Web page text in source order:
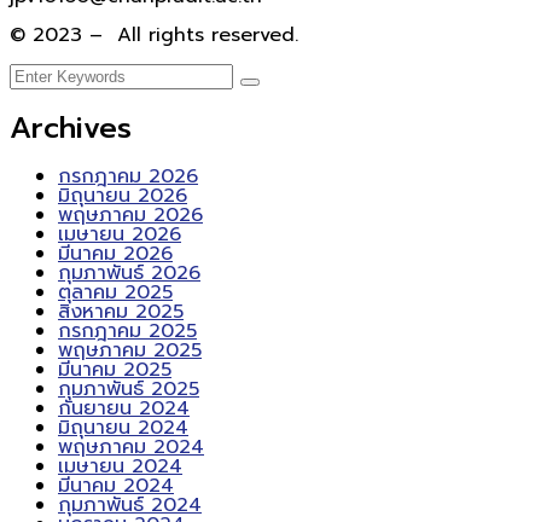
© 2023 – All rights reserved.
Archives
กรกฎาคม 2026
มิถุนายน 2026
พฤษภาคม 2026
เมษายน 2026
มีนาคม 2026
กุมภาพันธ์ 2026
ตุลาคม 2025
สิงหาคม 2025
กรกฎาคม 2025
พฤษภาคม 2025
มีนาคม 2025
กุมภาพันธ์ 2025
กันยายน 2024
มิถุนายน 2024
พฤษภาคม 2024
เมษายน 2024
มีนาคม 2024
กุมภาพันธ์ 2024